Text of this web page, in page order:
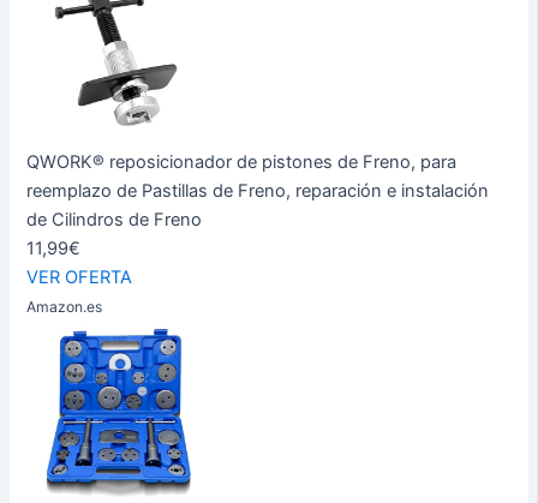
QWORK® reposicionador de pistones de Freno, para
reemplazo de Pastillas de Freno, reparación e instalación
de Cilindros de Freno
11,99€
VER OFERTA
Amazon.es